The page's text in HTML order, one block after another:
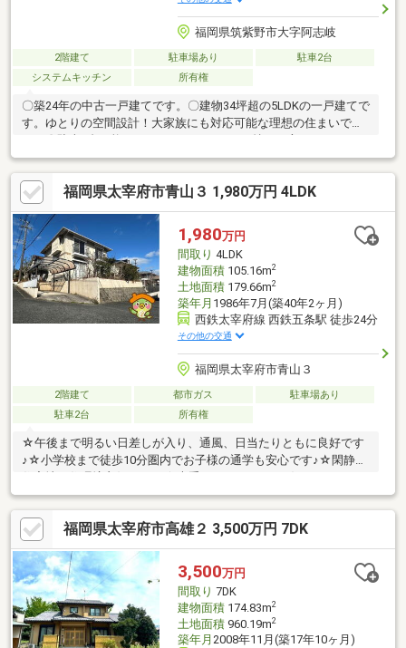
福岡県筑紫野市大字阿志岐
2階建て 駐車場あり
駐車2台
システムキッチン
所有権
〇築24年の中古一戸建てです。〇建物34坪超の5LDKの一戸建てで
す。ゆとりの空間設計！大家族にも対応可能な理想の住まいで
です！〇お庭付き！家庭菜園やガーデニングもお楽しみいただけ
ます！〇小中学校徒歩13分圏内。通学におすすめの立地です。〇
西鉄太宰府線「朝倉街道駅」徒歩約24分、御笠自治会バス「向
原」徒歩約1分、ゆめタウン筑紫野まで車で約４分と利便性が良い
立地になります。〇県道65号から1本入った立地のため落ち着い
た住環境です。〇資金計画・リフォーム・お引渡し条件などお気
軽にご相談ください。
福岡県太宰府市青山３ 1,980万円 4LDK
1,980万円
間取り 4LDK
建物面積105.16m2
土地面積179.66m2
築年月 1986年7月(築40年2ヶ月)
西鉄太宰府線 西鉄五条駅 徒歩24分
その他の交通
福岡県太宰府市青山３
2階建て 都市ガス
駐車場あり
駐車2台
所有権
☆午後まで明るい日差しが入り、通風、日当たりともに良好です
♪☆小学校まで徒歩10分圏内でお子様の通学も安心です♪☆閑静な
住宅地で住環境良好です♪♪☆大手ハウスメーカー〈ミサワホー
ム〉施工の安心品質住宅です！
福岡県太宰府市高雄２ 3,500万円 7DK
3,500万円
間取り 7DK
建物面積174.83m2
土地面積960.19m2
築年月 2008年11月(築17年10ヶ月)